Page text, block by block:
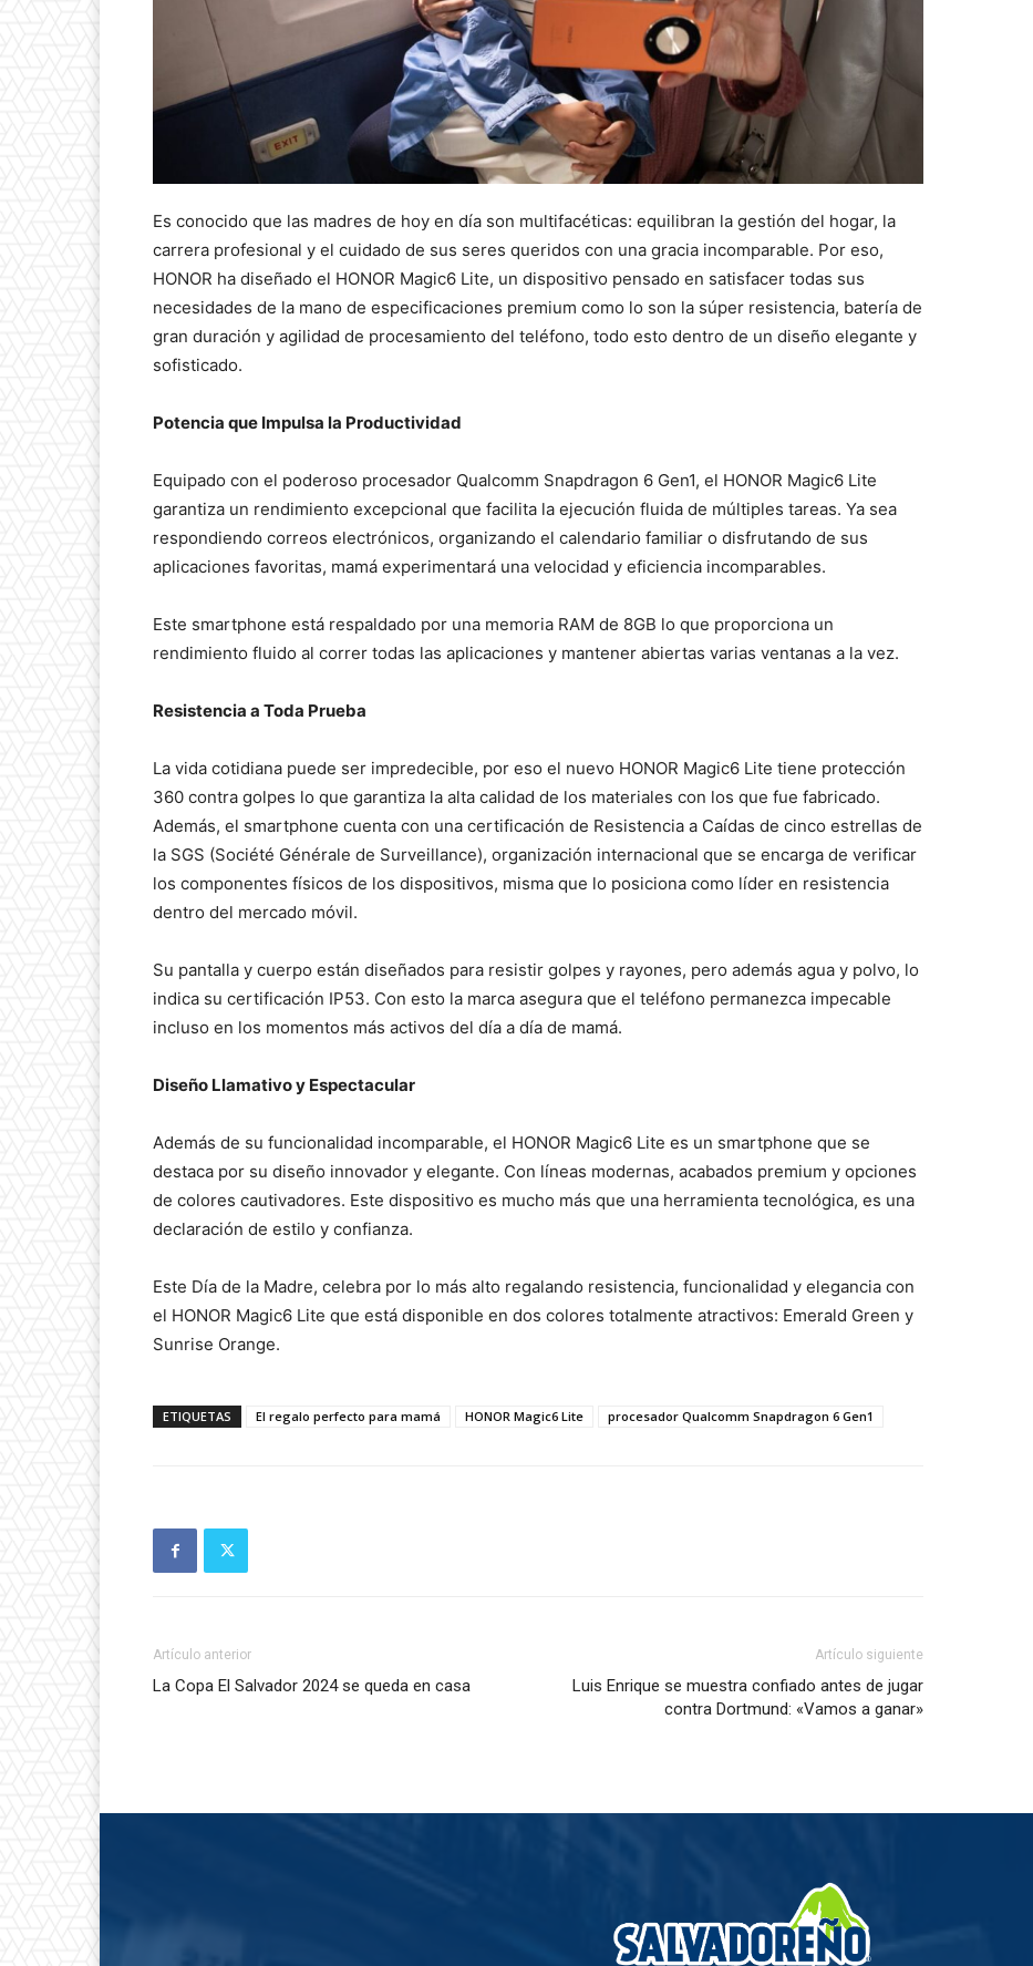
Es conocido que las madres de hoy en día son multifacéticas: equilibran la gestión del hogar, la
carrera profesional y el cuidado de sus seres queridos con una gracia incomparable. Por eso,
HONOR ha diseñado el HONOR Magic6 Lite, un dispositivo pensado en satisfacer todas sus
necesidades de la mano de especificaciones premium como lo son la súper resistencia, batería de
gran duración y agilidad de procesamiento del teléfono, todo esto dentro de un diseño elegante y
sofisticado.
Potencia que Impulsa la Productividad
Equipado con el poderoso procesador Qualcomm Snapdragon 6 Gen1, el HONOR Magic6 Lite
garantiza un rendimiento excepcional que facilita la ejecución fluida de múltiples tareas. Ya sea
respondiendo correos electrónicos, organizando el calendario familiar o disfrutando de sus
aplicaciones favoritas, mamá experimentará una velocidad y eficiencia incomparables.
Este smartphone está respaldado por una memoria RAM de 8GB lo que proporciona un
rendimiento fluido al correr todas las aplicaciones y mantener abiertas varias ventanas a la vez.
Resistencia a Toda Prueba
La vida cotidiana puede ser impredecible, por eso el nuevo HONOR Magic6 Lite tiene protección
360 contra golpes lo que garantiza la alta calidad de los materiales con los que fue fabricado.
Además, el smartphone cuenta con una certificación de Resistencia a Caídas de cinco estrellas de
la SGS (Société Générale de Surveillance), organización internacional que se encarga de verificar
los componentes físicos de los dispositivos, misma que lo posiciona como líder en resistencia
dentro del mercado móvil.
Su pantalla y cuerpo están diseñados para resistir golpes y rayones, pero además agua y polvo, lo
indica su certificación IP53. Con esto la marca asegura que el teléfono permanezca impecable
incluso en los momentos más activos del día a día de mamá.
Diseño Llamativo y Espectacular
Además de su funcionalidad incomparable, el HONOR Magic6 Lite es un smartphone que se
destaca por su diseño innovador y elegante. Con líneas modernas, acabados premium y opciones
de colores cautivadores. Este dispositivo es mucho más que una herramienta tecnológica, es una
declaración de estilo y confianza.
Este Día de la Madre, celebra por lo más alto regalando resistencia, funcionalidad y elegancia con
el HONOR Magic6 Lite que está disponible en dos colores totalmente atractivos: Emerald Green y
Sunrise Orange.
ETIQUETAS El regalo perfecto para mamá HONOR Magic6 Lite procesador Qualcomm Snapdragon 6 Gen1
Artículo anterior
La Copa El Salvador 2024 se queda en casa
Artículo siguiente
Luis Enrique se muestra confiado antes de jugar
contra Dortmund: «Vamos a ganar»